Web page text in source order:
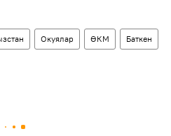
Окуялар ӨКМ Баткен